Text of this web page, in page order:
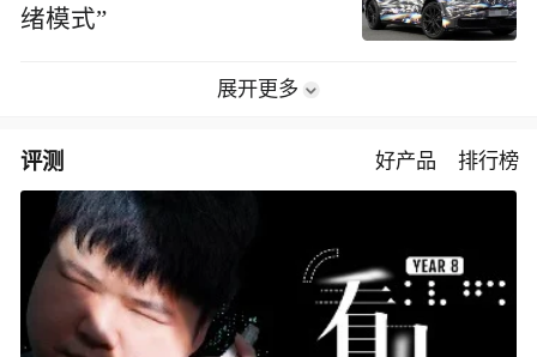
绪模式”
展开更多
评测 好产品 排行榜